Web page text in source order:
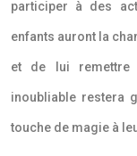
participer à des
enfants auront la
et de lui remettre
inoubliable restera
touche de magie à